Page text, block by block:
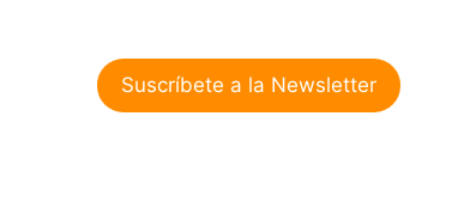
Suscríbete a la Newsletter